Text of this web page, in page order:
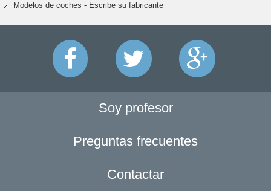
Modelos de coches - Escribe su fabricante
Soy profesor
Preguntas frecuentes
Contactar